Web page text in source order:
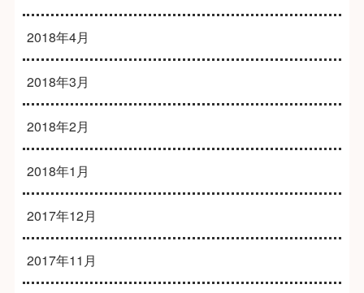
2018年4月
2018年3月
2018年2月
2018年1月
2017年12月
2017年11月